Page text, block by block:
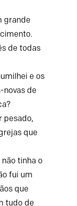
grande
de todas
e os
novas de
pesado,
que
tinha o
fui um
que
tudo de